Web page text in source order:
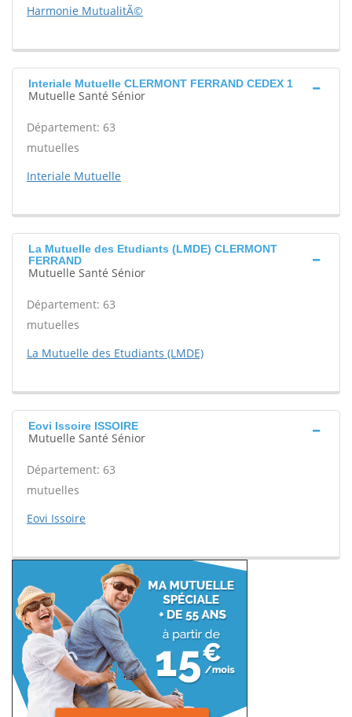
Harmonie MutualitÃ©
Interiale Mutuelle CLERMONT FERRAND CEDEX 1
Mutuelle Santé Sénior
Département: 63
mutuelles
Interiale Mutuelle
La Mutuelle des Etudiants (LMDE) CLERMONT
FERRAND
Mutuelle Santé Sénior
Département: 63
mutuelles
La Mutuelle des Etudiants (LMDE)
Eovi Issoire ISSOIRE
Mutuelle Santé Sénior
Département: 63
mutuelles
Eovi Issoire